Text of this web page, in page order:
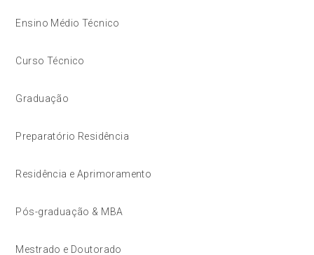
Ensino Médio Técnico
Curso Técnico
Graduação
Preparatório Residência
Residência e Aprimoramento
Pós-graduação & MBA
Mestrado e Doutorado